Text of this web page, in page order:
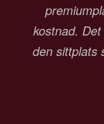
kostnad.
den sittplats